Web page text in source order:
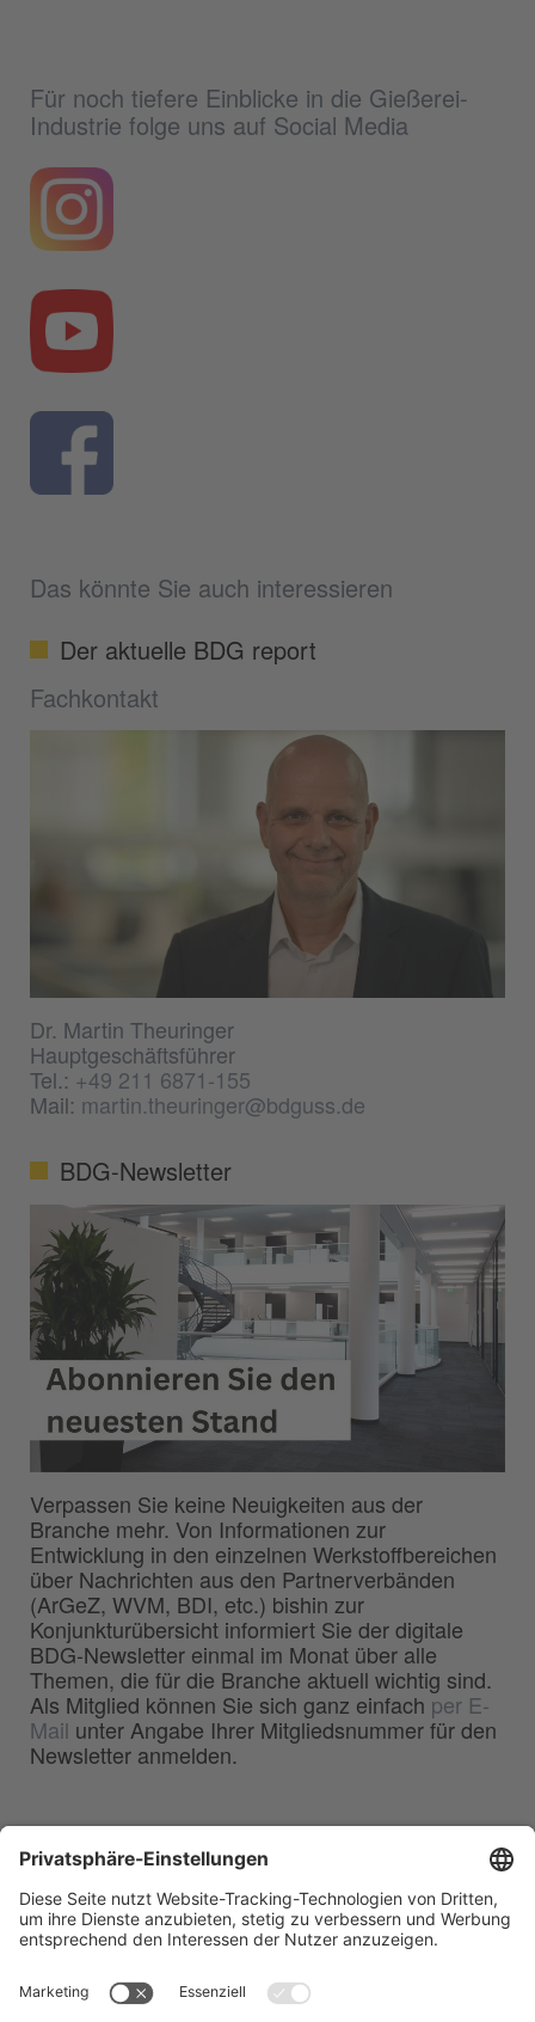
Für noch tiefere Einblicke in die Gießerei-
Industrie folge uns auf Social Media
Das könnte Sie auch interessieren
Der aktuelle BDG report
Fachkontakt
Dr. Martin Theuringer
Hauptgeschäftsführer
Tel.:+49 211 6871-155
Mail: martin.theuringer@bdguss.de
BDG-Newsletter
Verpassen Sie keine Neuigkeiten aus der
Branche mehr. Von Informationen zur
Entwicklung in den einzelnen Werkstoffbereichen
über Nachrichten aus den Partnerverbänden
(ArGeZ, WVM, BDI, etc.) bishin zur
Konjunkturübersicht informiert Sie der digitale
BDG-Newsletter einmal im Monat über alle
Themen, die für die Branche aktuell wichtig sind.
Als Mitglied können Sie sich ganz einfach per E-
Mail unter Angabe Ihrer Mitgliedsnummer für den
Newsletter anmelden.
Deutschen Gießerei-Industrie e.V.